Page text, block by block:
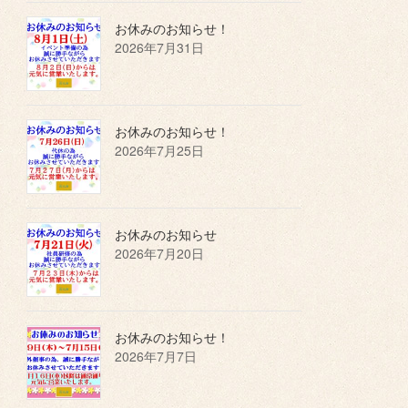
お休みのお知らせ！
2026年7月31日
お休みのお知らせ！
2026年7月25日
お休みのお知らせ
2026年7月20日
お休みのお知らせ！
2026年7月7日